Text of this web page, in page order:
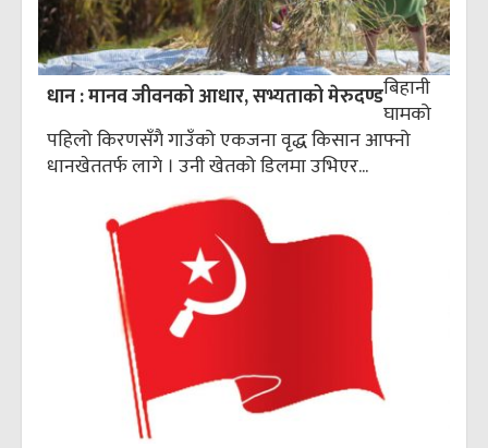
धान : मानव जीवनको आधार, सभ्यताको मेरुदण्डबिहानी
घामको
पहिलो किरणसँगै गाउँको एकजना वृद्ध किसान आफ्नो
धानखेततर्फ लागे । उनी खेतको डिलमा उभिएर...